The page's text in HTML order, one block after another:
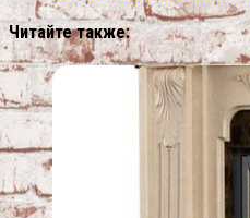
Читайте также: